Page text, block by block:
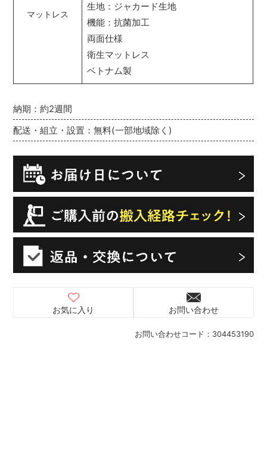
お問い合わせコード： 304453190
納期：約2週間
配送・組立・設置：無料(一部地域除く)
お気に入り お問い合わせ
マットレス
生地：ジャカード生地
機能：抗菌加工
両面仕様
衛生マットレス
ベトナム製